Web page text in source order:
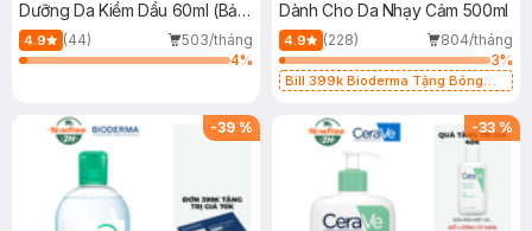
Dưỡng Da Kiềm Dầu 60ml (Bản
Mới)
4.9 (44)
503/tháng
4%
Dành Cho Da Nhạy Cảm 500ml
4.9 (228)
804/tháng
3%
Bill 399k Bioderma Tặng Bông
-39 % -33 %